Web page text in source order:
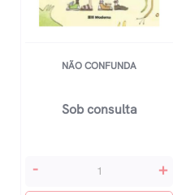
NÃO CONFUNDA
Sob consulta
Não
- +